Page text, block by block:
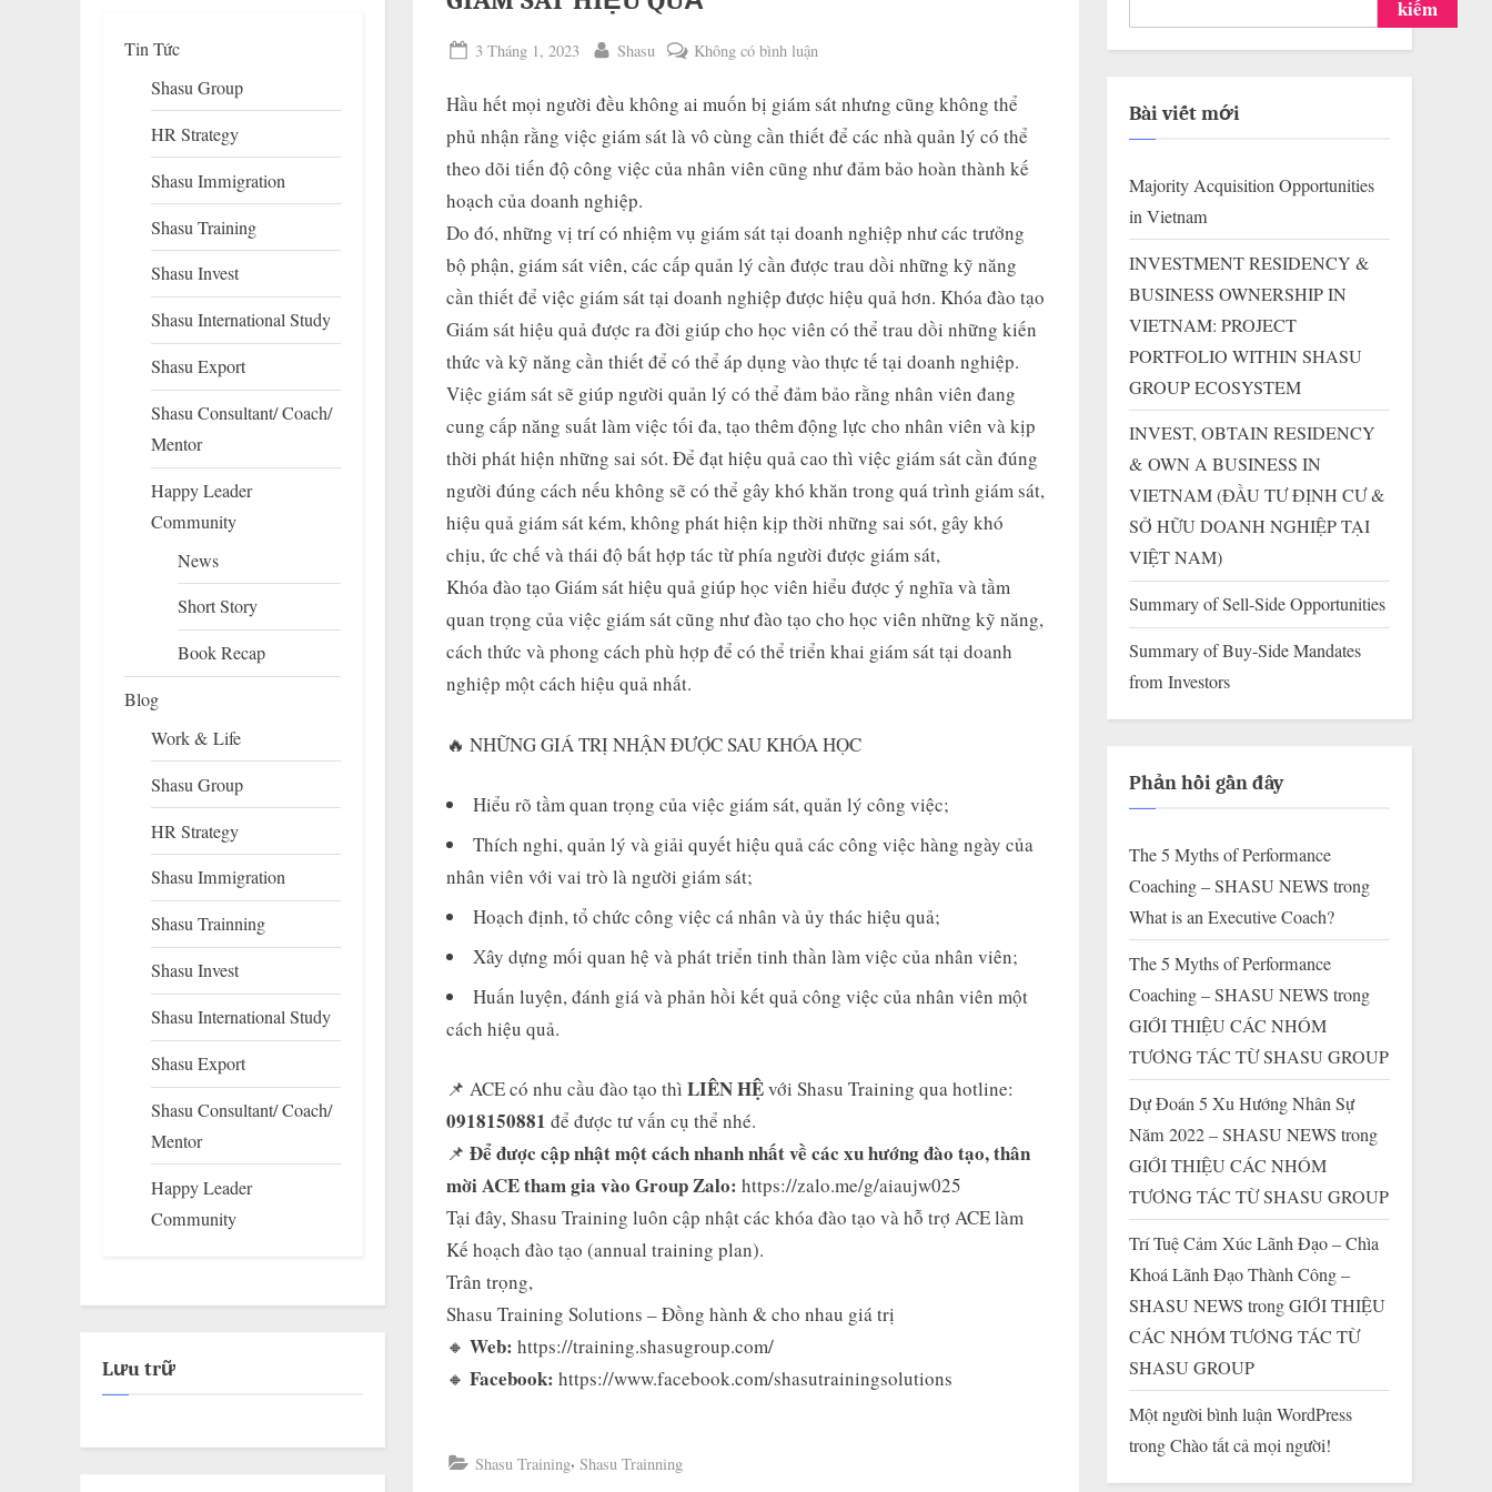
Toggle
sub-
menu
Posted
3 Tháng 1, 2023 By
Shasu Không có bình luận
SÁT
HIỆU
QUẢ
Hầu hết mọi người đều không ai muốn bị giám sát nhưng cũng không thể
phủ nhận rằng việc giám sát là vô cùng cần thiết để các nhà quản lý có thể
theo dõi tiến độ công việc của nhân viên cũng như đảm bảo hoàn thành kế
hoạch của doanh nghiệp.
Do đó, những vị trí có nhiệm vụ giám sát tại doanh nghiệp như các trưởng
bộ phận, giám sát viên, các cấp quản lý cần được trau dồi những kỹ năng
cần thiết để việc giám sát tại doanh nghiệp được hiệu quả hơn. Khóa đào tạo
Giám sát hiệu quả được ra đời giúp cho học viên có thể trau dồi những kiến
thức và kỹ năng cần thiết để có thể áp dụng vào thực tế tại doanh nghiệp.
Việc giám sát sẽ giúp người quản lý có thể đảm bảo rằng nhân viên đang
cung cấp năng suất làm việc tối đa, tạo thêm động lực cho nhân viên và kịp
thời phát hiện những sai sót. Để đạt hiệu quả cao thì việc giám sát cần đúng
người đúng cách nếu không sẽ có thể gây khó khăn trong quá trình giám sát,
hiệu quả giám sát kém, không phát hiện kịp thời những sai sót, gây khó
chịu, ức chế và thái độ bất hợp tác từ phía người được giám sát,
Khóa đào tạo Giám sát hiệu quả giúp học viên hiểu được ý nghĩa và tầm
quan trọng của việc giám sát cũng như đào tạo cho học viên những kỹ năng,
cách thức và phong cách phù hợp để có thể triển khai giám sát tại doanh
nghiệp một cách hiệu quả nhất.
🔥 NHỮNG GIÁ TRỊ NHẬN ĐƯỢC SAU KHÓA HỌC
Hiểu rõ tầm quan trọng của việc giám sát, quản lý công việc;
Thích nghi, quản lý và giải quyết hiệu quả các công việc hàng ngày của
nhân viên với vai trò là người giám sát;
Hoạch định, tổ chức công việc cá nhân và ủy thác hiệu quả;
Xây dựng mối quan hệ và phát triển tinh thần làm việc của nhân viên;
Huấn luyện, đánh giá và phản hồi kết quả công việc của nhân viên một
cách hiệu quả.
📌 ACE có nhu cầu đào tạo thì LIÊN HỆvới Shasu Training qua hotline:
0918150881 để được tư vấn cụ thể nhé.
📌 Để được cập nhật một cách nhanh nhất về các xu hướng đào tạo, thân
mời ACE tham gia vào Group Zalo: https://zalo.me/g/aiaujw025
Tại đây, Shasu Training luôn cập nhật các khóa đào tạo và hỗ trợ ACE làm
Kế hoạch đào tạo (annual training plan).
Trân trọng,
Shasu Training Solutions – Đồng hành & cho nhau giá trị
🔸 Web: https://training.shasugroup.com/
🔸 Facebook: https://www.facebook.com/shasutrainingsolutions
Shasu Training, Shasu Trainning
Tin Tức
Shasu Group
HR Strategy
Shasu Immigration
Shasu Training
Shasu Invest
Shasu International Study
Shasu Export
Shasu Consultant/ Coach/
Mentor
Happy Leader
Community
News
Short Story
Book Recap
Blog
Work & Life
Shasu Group
HR Strategy
Shasu Immigration
Shasu Trainning
Shasu Invest
Shasu International Study
Shasu Export
Shasu Consultant/ Coach/
Mentor
Happy Leader
Community
Lưu trữ
kiếm
Bài viết mới
Majority Acquisition Opportunities
in Vietnam
INVESTMENT RESIDENCY &
BUSINESS OWNERSHIP IN
VIETNAM: PROJECT
PORTFOLIO WITHIN SHASU
GROUP ECOSYSTEM
INVEST, OBTAIN RESIDENCY
& OWN A BUSINESS IN
VIETNAM (ĐẦU TƯ ĐỊNH CƯ &
SỞ HỮU DOANH NGHIỆP TẠI
VIỆT NAM)
Summary of Sell-Side Opportunities
Summary of Buy-Side Mandates
from Investors
Phản hồi gần đây
The 5 Myths of Performance
Coaching – SHASU NEWS trong
What is an Executive Coach?
The 5 Myths of Performance
Coaching – SHASU NEWS trong
GIỚI THIỆU CÁC NHÓM
TƯƠNG TÁC TỪ SHASU GROUP
Dự Đoán 5 Xu Hướng Nhân Sự
Năm 2022 – SHASU NEWS trong
GIỚI THIỆU CÁC NHÓM
TƯƠNG TÁC TỪ SHASU GROUP
Trí Tuệ Cảm Xúc Lãnh Đạo – Chìa
Khoá Lãnh Đạo Thành Công –
SHASU NEWS trongGIỚI THIỆU
CÁC NHÓM TƯƠNG TÁC TỪ
SHASU GROUP
Một người bình luận WordPress
trongChào tất cả mọi người!